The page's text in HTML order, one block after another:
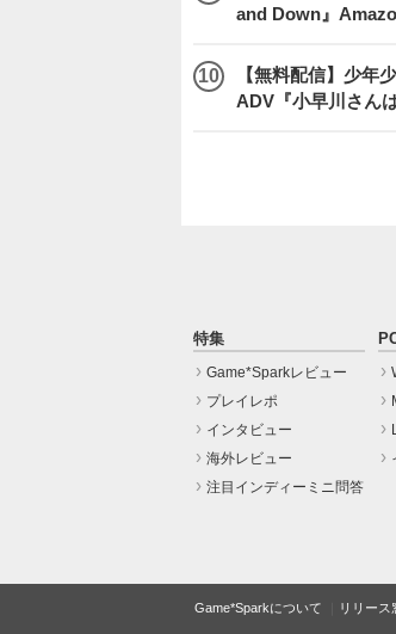
and Down』
【無料配信】少年
ADV『小早川さん
特集
Game*Sparkレビュー
プレイレポ
インタビュー
海外レビュー
注目インディーミニ問答
Game*Sparkについて リリース